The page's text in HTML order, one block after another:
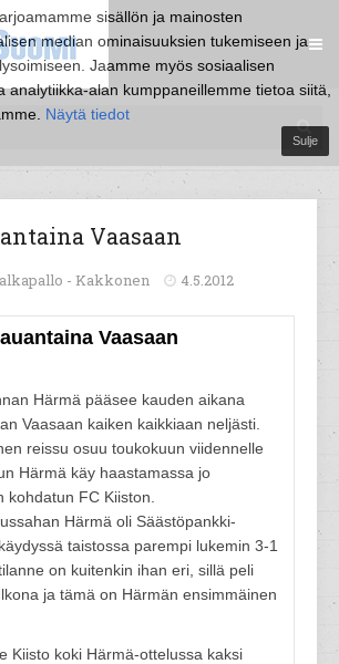
sisällön ja mainosten
median ominaisuuksien tukemiseen ja
Jaamme myös sosiaalisen
analytiikka-alan kumppaneillemme tietoa siitä,
Näytä tiedot
Sulje
Vaasaan
- Kakkonen 4.5.2012
Vaasaan
Härmä pääsee kauden aikana
Vaasaan kaiken kaikkiaan neljästi.
reissu osuu toukokuun viidennelle
Härmä käy haastamassa jo
kohdatun FC Kiiston.
Härmä oli Säästöpankki-
taistossa parempi lukemin 3-1
on kuitenkin ihan eri, sillä peli
ja tämä on Härmän ensimmäinen
Kiisto koki Härmä-ottelussa kaksi